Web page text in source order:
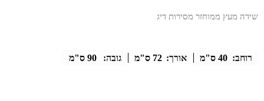
שידה מעץ ממוחזר מסירות דיג
רוחב: 40 ס"מ אורך: 72 ס"מ גובה: 90 ס"מ